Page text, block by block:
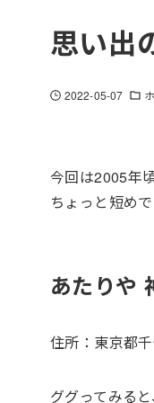
思い出
2022-05-07
今回は2005年
ちょっと短め
あたりや
住所：東京都
ググってみる